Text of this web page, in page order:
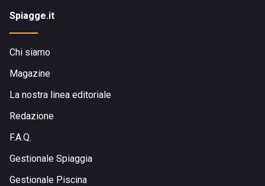
Spiagge.it
Chi siamo
Magazine
La nostra linea editoriale
Redazione
F.A.Q.
Gestionale Spiaggia
Gestionale Piscina